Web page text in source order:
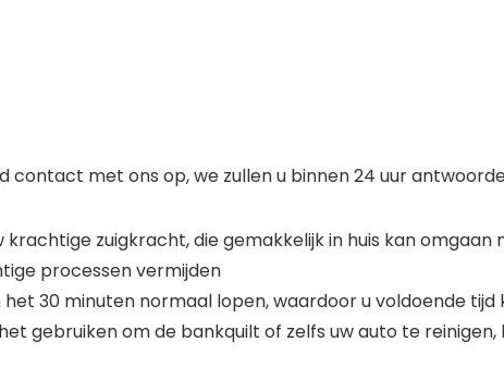
met ons op, we zullen u binnen 24 uur
zuigkracht, die gemakkelijk in huis kan
processen vermijden
30 minuten normaal lopen, waardoor u voldoende
gebruiken om de bankquilt of zelfs uw auto te